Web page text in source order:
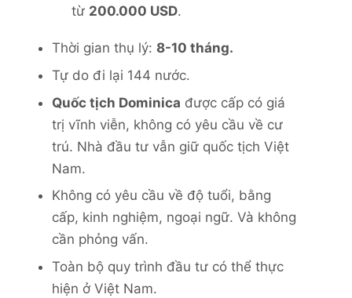
từ 200.000 USD.
Thời gian thụ lý: 8-10 tháng.
Tự do đi lại 144 nước.
Quốc tịch Dominica được cấp có giá
trị vĩnh viễn, không có yêu cầu về cư
trú. Nhà đầu tư vẫn giữ quốc tịch Việt
Nam.
Không có yêu cầu về độ tuổi, bằng
cấp, kinh nghiệm, ngoại ngữ. Và không
cần phỏng vấn.
Toàn bộ quy trình đầu tư có thể thực
hiện ở Việt Nam.